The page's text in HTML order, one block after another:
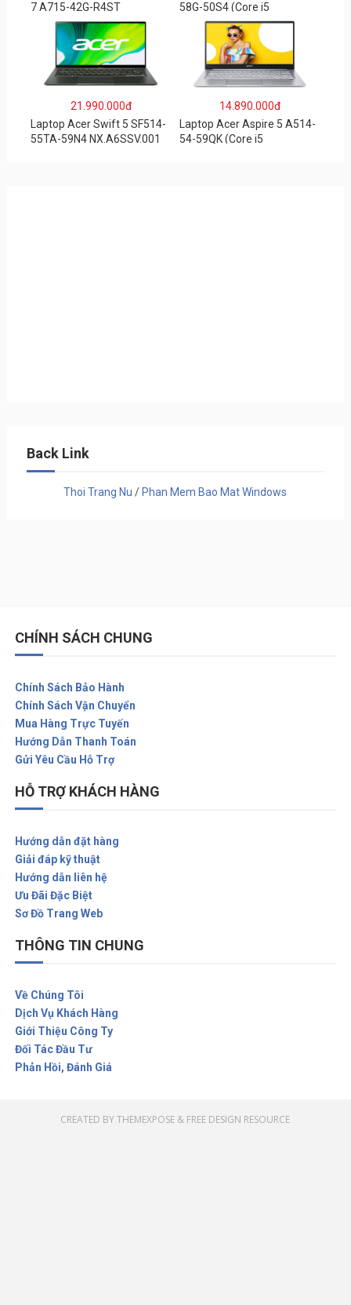
7 A715-42G-R4ST
NH.QAYSV.004 (R5
5500U/8GB RAM/256GB
SSD/15.6″FHD IPS/GTX1650
4GB/Win10) – Hàng chính
hãng
58G-50S4 (Core i5
1135G7/8GB
RAM/512GB/15.6″FHD/MX3
50 2GB/Win 10/Bạc)
21.990.000đ
Laptop Acer Swift 5 SF514-
55TA-59N4 NX.A6SSV.001
14.890.000đ
Laptop Acer Aspire 5 A514-
54-59QK (Core i5
Back Link
Thoi Trang Nu / Phan Mem Bao Mat Windows
CHÍNH SÁCH CHUNG
Chính Sách Bảo Hành
Chính Sách Vận Chuyển
Mua Hàng Trực Tuyến
Hướng Dẫn Thanh Toán
Gửi Yêu Cầu Hỗ Trợ
HỖ TRỢ KHÁCH HÀNG
Hướng dẫn đặt hàng
Giải đáp kỹ thuật
Hướng dẫn liên hệ
Ưu Đãi Đặc Biệt
Sơ Đồ Trang Web
THÔNG TIN CHUNG
Về Chúng Tôi
Dịch Vụ Khách Hàng
Giới Thiệu Công Ty
Đối Tác Đầu Tư
Phản Hồi, Đánh Giá
CREATED BYTHEMEXPOSE & FREE DESIGN RESOURCE